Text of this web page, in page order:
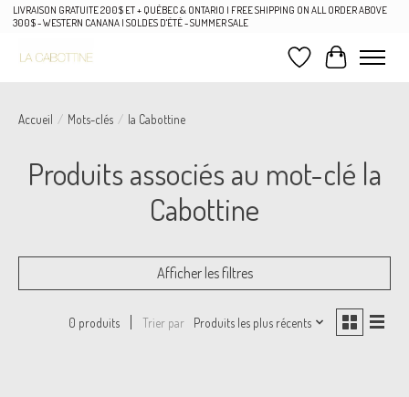
LIVRAISON GRATUITE 200$ ET + QUÉBEC & ONTARIO | FREE SHIPPING ON ALL ORDER ABOVE
300$ - WESTERN CANANA | SOLDES D'ÉTÉ - SUMMER SALE
Liste de souhaits
Panier
Accueil / Mots-clés / la Cabottine
Produits associés au mot-clé la
Cabottine
Afficher les filtres
0 produits Trier par Produits les plus récents